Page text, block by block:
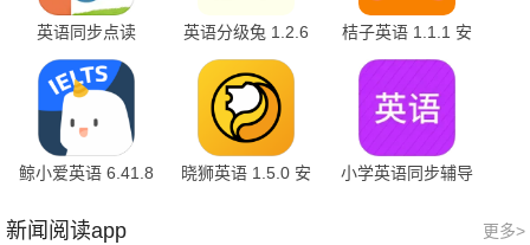
英语同步点读
1.0.10 安卓版
英语分级兔 1.2.6
手机版
桔子英语 1.1.1 安
卓版
鲸小爱英语 6.41.8
晓狮英语 1.5.0 安
小学英语同步辅导
更多>
新闻阅读app